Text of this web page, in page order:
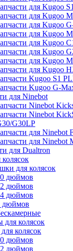
для Kugoo
для Kugoo
для Kugoo
для Kugoo
для Kugoo
для Kugoo
для Kugoo
для Kugoo
Kugoo S1
Kugoo G-
для Ninebot
Ninebot
Ninebot
G30LP
для Ninebot
для Ninebot
для Dualtron
колясок
для колясок
дюймов
дюймов
дюймов
дюймов
для колясок
колясок
дюймов
дюймов